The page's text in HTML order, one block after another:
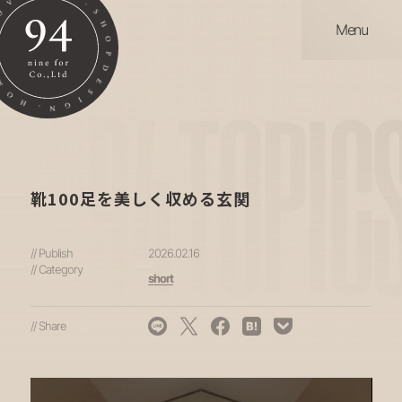
Menu
94
靴100足を美しく収める玄関
// Publish
2026.02.16
// Category
short
// Share